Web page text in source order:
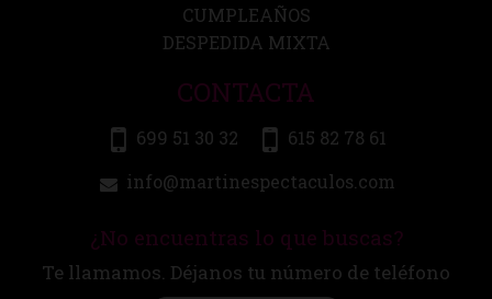
CUMPLEAÑOS
DESPEDIDA MIXTA
CONTACTA
699 51 30 32
615 82 78 61
info@martinespectaculos.com
¿No encuentras lo que buscas?
Te llamamos. Déjanos tu número de teléfono